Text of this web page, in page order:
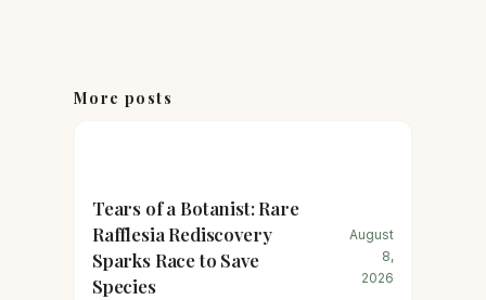
More posts
Tears of a Botanist: Rare
Rafflesia Rediscovery
Sparks Race to Save
Species
August
8,
2026